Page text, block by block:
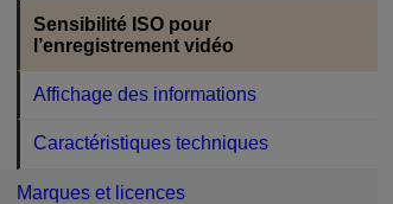
Sensibilité ISO pour
l’enregistrement vidéo
Affichage des informations
Caractéristiques techniques
Marques et licences